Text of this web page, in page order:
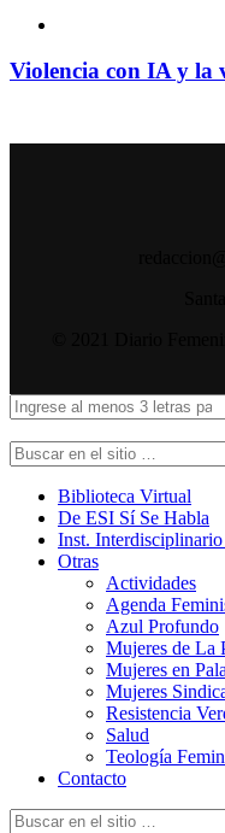
Violencia con IA y la
Biblioteca Virtual
De ESI Sí Se Habla
Inst.
Otras
Actividades
Agenda
Azul Profundo
Mujeres de La
Mujeres en
Mujeres
Resistencia
Salud
Teología
Contacto